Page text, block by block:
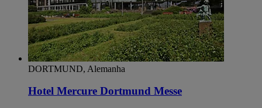
DORTMUND, Alemanha
Hotel Mercure Dortmund Messe